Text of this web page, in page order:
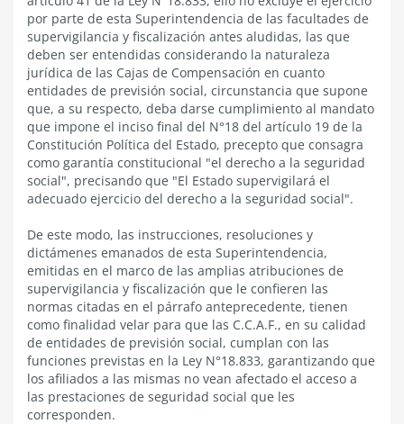
por parte de esta Superintendencia de las facultades de
supervigilancia y fiscalización antes aludidas, las que
deben ser entendidas considerando la naturaleza
jurídica de las Cajas de Compensación en cuanto
entidades de previsión social, circunstancia que supone
que, a su respecto, deba darse cumplimiento al mandato
que impone el inciso final del N°18 del artículo 19 de la
Constitución Política del Estado, precepto que consagra
como garantía constitucional "el derecho a la seguridad
social", precisando que "El Estado supervigilará el
adecuado ejercicio del derecho a la seguridad social".
De este modo, las instrucciones, resoluciones y
dictámenes emanados de esta Superintendencia,
emitidas en el marco de las amplias atribuciones de
supervigilancia y fiscalización que le confieren las
normas citadas en el párrafo anteprecedente, tienen
como finalidad velar para que las C.C.A.F., en su calidad
de entidades de previsión social, cumplan con las
funciones previstas en la Ley N°18.833, garantizando que
los afiliados a las mismas no vean afectado el acceso a
las prestaciones de seguridad social que les
corresponden.